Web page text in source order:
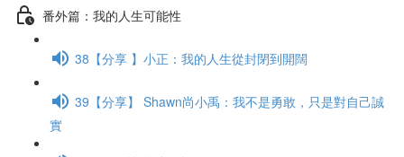
番外篇：我的人生可能性
38【分享 】小正：我的人生從封閉到開闊
39【分享】 Shawn尚小禹：我不是勇敢，只是對自己誠
實